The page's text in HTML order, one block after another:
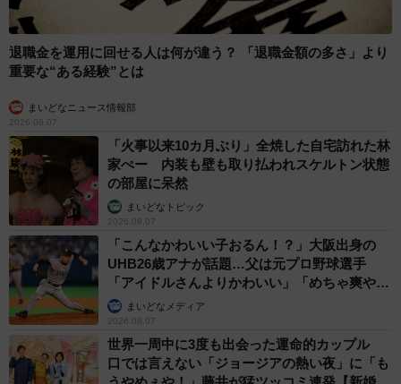
退職金を運用に回せる人は何が違う？ 「退職金額の多さ」より
重要な“ある経験”とは
まいどなニュース情報部
2026.08.07
「火事以来10カ月ぶり」全焼した自宅訪れた林
家ぺー 内装も壁も取り払われスケルトン状態
の部屋に呆然
まいどなトピック
2026.08.07
「こんなかわいい子おるん！？」大阪出身の
UHB26歳アナが話題…父は元プロ野球選手
「アイドルさんよりかわいい」「めちゃ爽や
か」まいどなメディア
2026.08.07
世界一周中に3度も出会った運命的カップル
口では言えない「ジョージアの熱い夜」に「も